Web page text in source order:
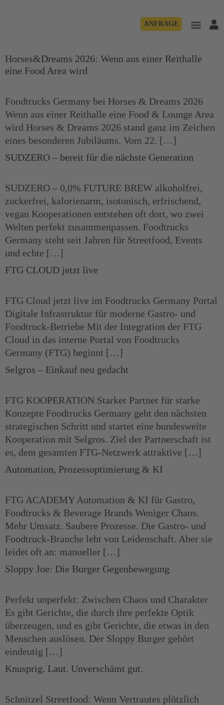
ANFRAGE
Horses&Dreams 2026: Wenn aus einer Reithalle
eine Food Area wird
Foodtrucks Germany bei Horses & Dreams 2026
Wenn aus einer Reithalle eine Food & Lounge Area
wird Horses & Dreams 2026 stand ganz im Zeichen
eines besonderen Jubiläums. Vom 22. […]
SUDZERO – bereit für die nächste Generation
SUDZERO – 0,0% FUTURE BREW alkoholfrei,
zuckerfrei, kalorienarm, isotonisch, erfrischend,
vegan Kooperationen entstehen oft dort, wo zwei
Welten perfekt zusammenpassen. Foodtrucks
Germany steht seit Jahren für Streetfood, Events
und echte […]
FTG CLOUD jetzt live
FTG Cloud jetzt live im Foodtrucks Germany Portal
Digitale Infrastruktur für moderne Gastro- und
Foodtruck-Betriebe Mit der Integration der FTG
Cloud in das interne Portal von Foodtrucks
Germany (FTG) beginnt […]
Selgros – Einkauf neu gedacht
FTG KOOPERATION Starker Partner für starke
Konzepte Foodtrucks Germany geht den nächsten
strategischen Schritt und startet eine bundesweite
Kooperation mit Selgros. Ziel der Partnerschaft ist
es, dem gesamten FTG-Netzwerk attraktive […]
Automation, Prozessoptimierung & KI
FTG ACADEMY Automation & KI für Gastro,
Foodtrucks & Beverage Brands Weniger Chaos.
Mehr Umsatz. Saubere Prozesse. Die Gastro- und
Foodtruck-Branche lebt von Leidenschaft. Aber sie
leidet oft an: manueller […]
Sloppy Joe: Die Burger Gegenbewegung
Perfekt unperfekt: Zwischen Chaos und Charakter
Es gibt Gerichte, die durch ihre perfekte Optik
überzeugen, und es gibt Gerichte, die etwas in den
Menschen auslösen. Der Sloppy Burger gehört
eindeutig […]
Knusprig. Laut. Unverschämt gut.
Schnitzel Streetfood: Wenn Vertrautes plötzlich